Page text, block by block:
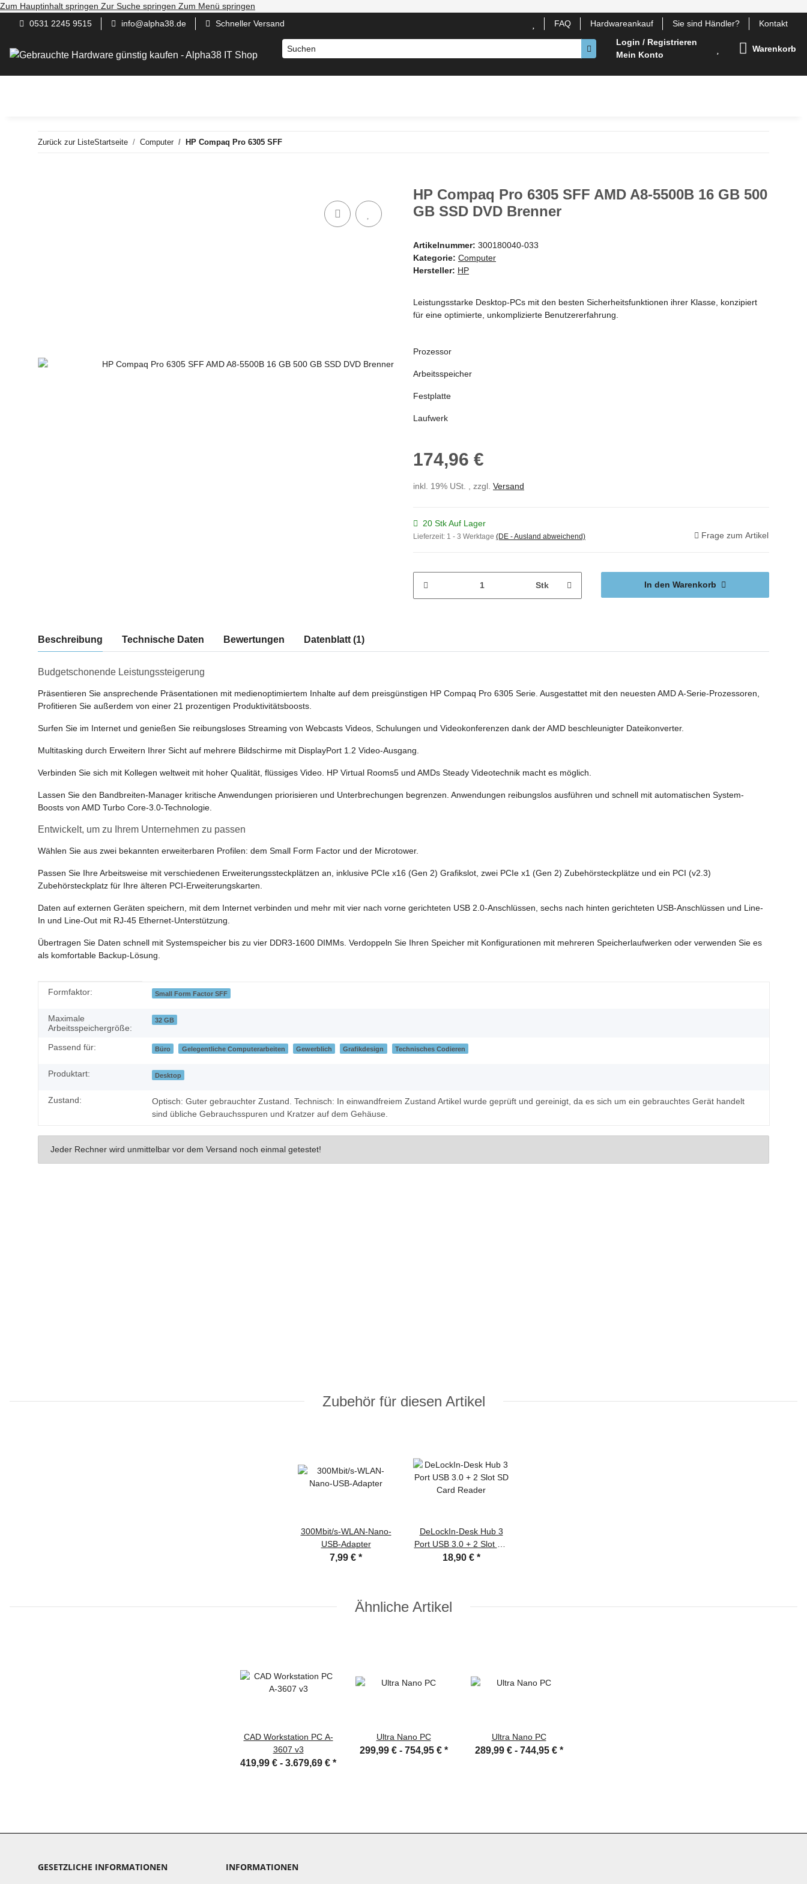
Zum Hauptinhalt springen Zur Suche springen Zum Menü springen
FAQ
Hardwareankauf Sie sind Händler? Kontakt
0531 2245 9515 info@alpha38.de
Schneller Versand
Login / Registrieren
Mein Konto
Warenkorb
Zurück zur ListeStartseite Computer HP Compaq Pro 6305 SFF
HP Compaq Pro 6305 SFF AMD A8-5500B 16 GB 500
GB SSD DVD Brenner
Artikelnummer: 300180040-033
Kategorie: Computer
Hersteller: HP
Leistungsstarke Desktop-PCs mit den besten Sicherheitsfunktionen ihrer Klasse, konzipiert
für eine optimierte, unkomplizierte Benutzererfahrung.
Prozessor
Arbeitsspeicher
Festplatte
Laufwerk
174,96 €
inkl. 19% USt. , zzgl. Versand
20 Stk Auf Lager
Lieferzeit: 1 - 3 Werktage (DE - Ausland abweichend) Frage zum Artikel
Stk In den Warenkorb
Beschreibung Technische Daten Bewertungen Datenblatt (1)
Budgetschonende Leistungssteigerung
Präsentieren Sie ansprechende Präsentationen mit medienoptimiertem Inhalte auf dem preisgünstigen HP Compaq Pro 6305 Serie. Ausgestattet mit den neuesten AMD A-Serie-Prozessoren,
Profitieren Sie außerdem von einer 21 prozentigen Produktivitätsboosts.
Surfen Sie im Internet und genießen Sie reibungsloses Streaming von Webcasts Videos, Schulungen und Videokonferenzen dank der AMD beschleunigter Dateikonverter.
Multitasking durch Erweitern Ihrer Sicht auf mehrere Bildschirme mit DisplayPort 1.2 Video-Ausgang.
Verbinden Sie sich mit Kollegen weltweit mit hoher Qualität, flüssiges Video. HP Virtual Rooms5 und AMDs Steady Videotechnik macht es möglich.
Lassen Sie den Bandbreiten-Manager kritische Anwendungen priorisieren und Unterbrechungen begrenzen. Anwendungen reibungslos ausführen und schnell mit automatischen System-
Boosts von AMD Turbo Core-3.0-Technologie.
Entwickelt, um zu Ihrem Unternehmen zu passen
Wählen Sie aus zwei bekannten erweiterbaren Profilen: dem Small Form Factor und der Microtower.
Passen Sie Ihre Arbeitsweise mit verschiedenen Erweiterungssteckplätzen an, inklusive PCIe x16 (Gen 2) Grafikslot, zwei PCIe x1 (Gen 2) Zubehörsteckplätze und ein PCI (v2.3)
Zubehörsteckplatz für Ihre älteren PCI-Erweiterungskarten.
Daten auf externen Geräten speichern, mit dem Internet verbinden und mehr mit vier nach vorne gerichteten USB 2.0-Anschlüssen, sechs nach hinten gerichteten USB-Anschlüssen und Line-
In und Line-Out mit RJ-45 Ethernet-Unterstützung.
Übertragen Sie Daten schnell mit Systemspeicher bis zu vier DDR3-1600 DIMMs. Verdoppeln Sie Ihren Speicher mit Konfigurationen mit mehreren Speicherlaufwerken oder verwenden Sie es
als komfortable Backup-Lösung.
Produkteigenschaft
Wert
Formfaktor: Small Form Factor SFF
Maximale
Arbeitsspeichergröße:
32 GB
Passend für: Büro Gelegentliche Computerarbeiten Gewerblich Grafikdesign Technisches Codieren
Produktart: Desktop
Zustand:
Optisch: Guter gebrauchter Zustand. Technisch: In einwandfreiem Zustand Artikel wurde geprüft und gereinigt, da es sich um ein gebrauchtes Gerät handelt
sind übliche Gebrauchsspuren und Kratzer auf dem Gehäuse.
Jeder Rechner wird unmittelbar vor dem Versand noch einmal getestet!
Zubehör für diesen Artikel
300Mbit/s-WLAN-Nano-
USB-Adapter
7,99 € *
DeLockIn-Desk Hub 3
Port USB 3.0 + 2 Slot SD
Card Reader
18,90 € *
Ähnliche Artikel
CAD Workstation PC A-
3607 v3
419,99 € - 3.679,69 € *
Ultra Nano PC
299,99 € - 754,95 € *
Ultra Nano PC
289,99 € - 744,95 € *
GESETZLICHE INFORMATIONEN INFORMATIONEN